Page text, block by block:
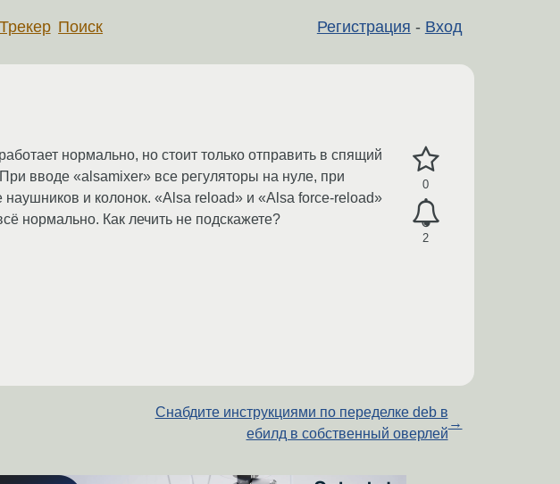
Регистрация - Вход
Трекер Поиск
0
2
нормально, но стоит только отправить в спящий
вводе «alsamixer» все регуляторы на нуле, при
наушников и колонок. «Alsa reload» и «Alsa force-reload»
нормально. Как лечить не подскажете?
Снабдите инструкциями по переделке deb в
ебилд в собственный оверлей
→